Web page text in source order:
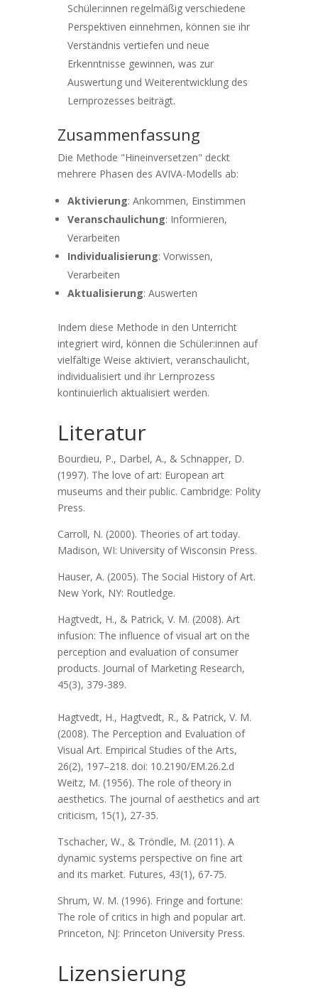
Schüler:innen regelmäßig verschiedene
Perspektiven einnehmen, können sie ihr
Verständnis vertiefen und neue
Erkenntnisse gewinnen, was zur
Auswertung und Weiterentwicklung des
Lernprozesses beiträgt.
Zusammenfassung
Die Methode "Hineinversetzen" deckt
mehrere Phasen des AVIVA-Modells ab:
Aktivierung: Ankommen, Einstimmen
Veranschaulichung: Informieren,
Verarbeiten
Individualisierung: Vorwissen,
Verarbeiten
Aktualisierung: Auswerten
Indem diese Methode in den Unterricht
integriert wird, können die Schüler:innen auf
vielfältige Weise aktiviert, veranschaulicht,
individualisiert und ihr Lernprozess
kontinuierlich aktualisiert werden.
Literatur
Bourdieu, P., Darbel, A., & Schnapper, D.
(1997). The love of art: European art
museums and their public. Cambridge: Polity
Press.
Carroll, N. (2000). Theories of art today.
Madison, WI: University of Wisconsin Press.
Hauser, A. (2005). The Social History of Art.
New York, NY: Routledge.
Hagtvedt, H., & Patrick, V. M. (2008). Art
infusion: The influence of visual art on the
perception and evaluation of consumer
products. Journal of Marketing Research,
45(3), 379-389.
Hagtvedt, H., Hagtvedt, R., & Patrick, V. M.
(2008). The Perception and Evaluation of
Visual Art. Empirical Studies of the Arts,
26(2), 197–218. doi: 10.2190/EM.26.2.d
Weitz, M. (1956). The role of theory in
aesthetics. The journal of aesthetics and art
criticism, 15(1), 27-35.
Tschacher, W., & Tröndle, M. (2011). A
dynamic systems perspective on fine art
and its market. Futures, 43(1), 67-75.
Shrum, W. M. (1996). Fringe and fortune:
The role of critics in high and popular art.
Princeton, NJ: Princeton University Press.
Lizensierung